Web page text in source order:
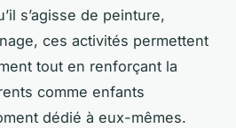
s’agisse de peinture,
ces activités permettent
tout en renforçant la
comme enfants
dédié à eux-mêmes.